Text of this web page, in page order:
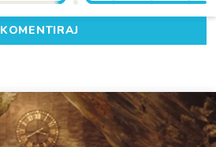
KOMENTIRAJ